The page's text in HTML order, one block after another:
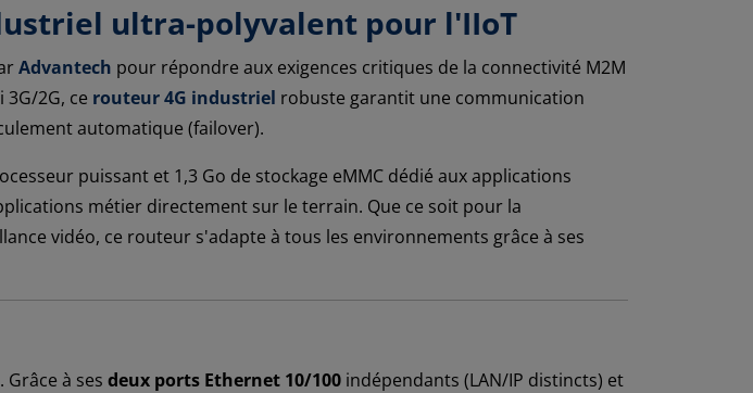
ultra-polyvalent pour l'IIoT
Advantech pour répondre aux exigences critiques de la connectivité M2M
2G, ce routeur 4G industriel robuste garantit une communication
automatique (failover).
puissant et 1,3 Go de stockage eMMC dédié aux applications
métier directement sur le terrain. Que ce soit pour la
vidéo, ce routeur s'adapte à tous les environnements grâce à ses
à ses deux ports Ethernet 10/100 indépendants (LAN/IP distincts) et